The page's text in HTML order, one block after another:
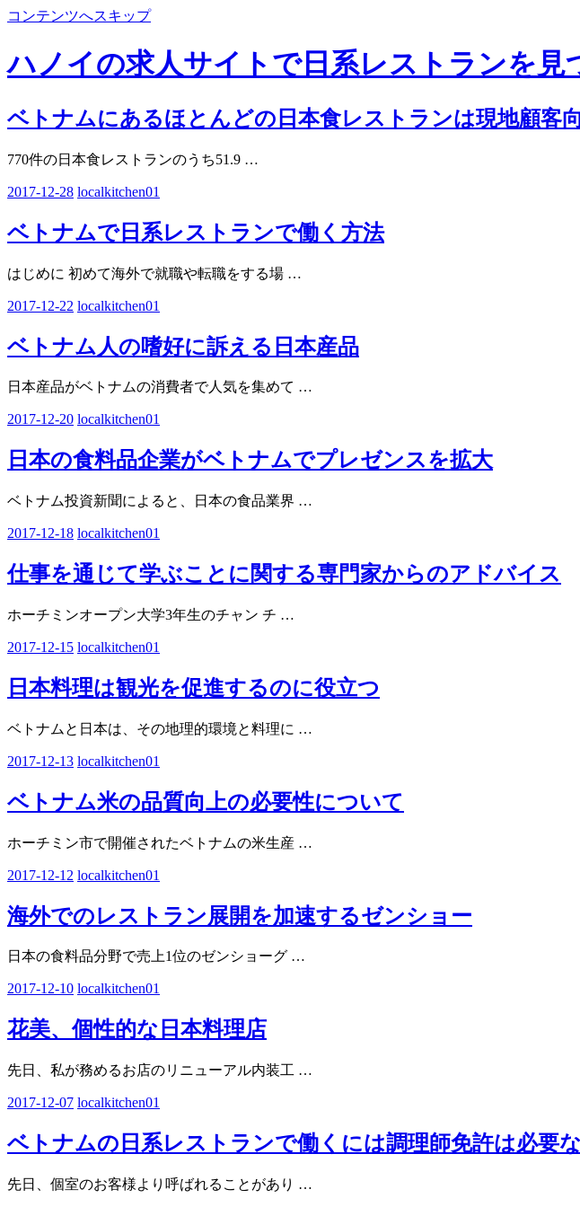
コンテンツへスキップ
ハノイの求人サイトで日系レストランを見
ベトナムにあるほとんどの日本食レストランは現地顧客
770件の日本食レストランのうち51.9 …
2017-12-28 localkitchen01
ベトナムで日系レストランで働く方法
はじめに 初めて海外で就職や転職をする場 …
2017-12-22 localkitchen01
ベトナム人の嗜好に訴える日本産品
日本産品がベトナムの消費者で人気を集めて …
2017-12-20 localkitchen01
日本の食料品企業がベトナムでプレゼンスを拡大
ベトナム投資新聞によると、日本の食品業界 …
2017-12-18 localkitchen01
仕事を通じて学ぶことに関する専門家からのアドバイス
ホーチミンオープン大学3年生のチャン チ …
2017-12-15 localkitchen01
日本料理は観光を促進するのに役立つ
ベトナムと日本は、その地理的環境と料理に …
2017-12-13 localkitchen01
ベトナム米の品質向上の必要性について
ホーチミン市で開催されたベトナムの米生産 …
2017-12-12 localkitchen01
海外でのレストラン展開を加速するゼンショー
日本の食料品分野で売上1位のゼンショーグ …
2017-12-10 localkitchen01
花美、個性的な日本料理店
先日、私が務めるお店のリニューアル内装工 …
2017-12-07 localkitchen01
ベトナムの日系レストランで働くには調理師免許は必要
先日、個室のお客様より呼ばれることがあり …